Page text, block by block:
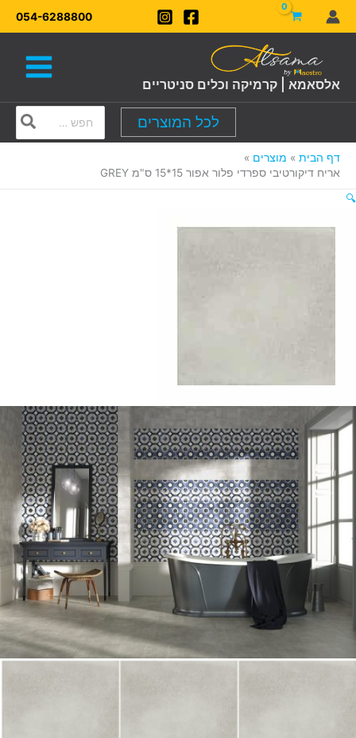
דילוג
לתוכן
054-6288800
אלסאמא | קרמיקה וכלים סניטריים
לכל המוצרים
for:
דף הבית
מוצרים
אריח דיקורטיבי ספרדי פלור אפור 15*15 ס"מ GREY
🔍